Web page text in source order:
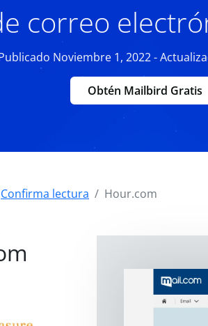
correo
Noviembre 1, 2022 -
Obtén Mailbird Gratis
Confirma lectura Hour.com